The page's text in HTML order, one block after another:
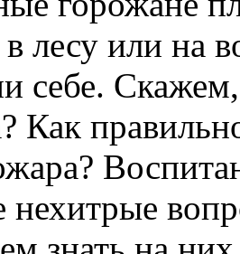
в лесу или на
себе. Скажем,
Как
нехитрые